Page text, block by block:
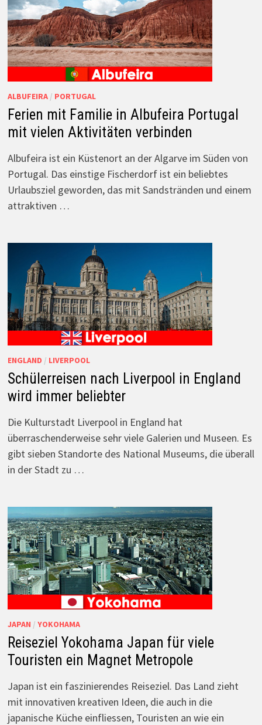
ALBUFEIRA/ PORTUGAL
Ferien mit Familie in Albufeira Portugal
mit vielen Aktivitäten verbinden
Albufeira ist ein Küstenort an der Algarve im Süden von
Portugal. Das einstige Fischerdorf ist ein beliebtes
Urlaubsziel geworden, das mit Sandstränden und einem
attraktiven …
ENGLAND / LIVERPOOL
Schülerreisen nach Liverpool in England
wird immer beliebter
Die Kulturstadt Liverpool in England hat
überraschenderweise sehr viele Galerien und Museen. Es
gibt sieben Standorte des National Museums, die überall
in der Stadt zu …
JAPAN / YOKOHAMA
Reiseziel Yokohama Japan für viele
Touristen ein Magnet Metropole
Japan ist ein faszinierendes Reiseziel. Das Land zieht
mit innovativen kreativen Ideen, die auch in die
japanische Küche einfliessen, Touristen an wie ein